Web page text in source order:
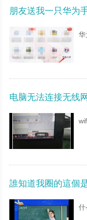
3
朋友送我一只华为
华
2
电脑无法连接无线
测
誰知道我圈的這個
什